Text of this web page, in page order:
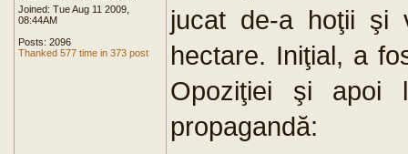
Joined: Tue Aug 11 2009,
08:44AM
Posts: 2096
Thanked 577 time in 373 post
jucat de-a hoţii şi
hectare. Iniţial, a
Opoziţiei şi apoi
propagandă: